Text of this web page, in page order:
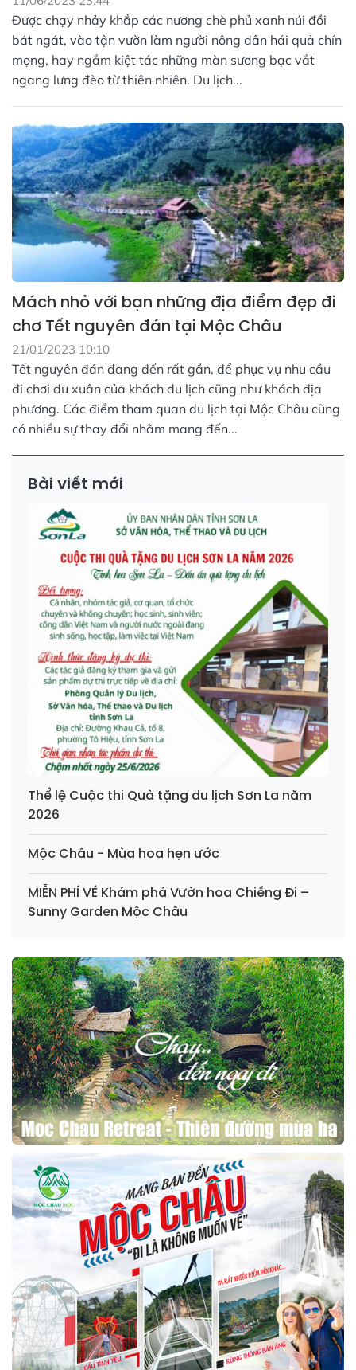
Được chạy nhảy khắp các nương chè phủ xanh núi đồi
bát ngát, vào tận vườn làm người nông dân hái quả chín
mọng, hay ngắm kiệt tác những màn sương bạc vắt
ngang lưng đèo từ thiên nhiên. Du lịch...
Mách nhỏ với bạn những địa điểm đẹp đi
chơ Tết nguyên đán tại Mộc Châu
21/01/2023 10:10
Tết nguyên đán đang đến rất gần, để phục vụ nhu cầu
đi chơi du xuân của khách du lịch cũng như khách địa
phương. Các điểm tham quan du lịch tại Mộc Châu cũng
có nhiều sự thay đổi nhằm mang đến...
Bài viết mới
Thể lệ Cuộc thi Quà tặng du lịch Sơn La năm
2026
Mộc Châu - Mùa hoa hẹn ước
MIỄN PHÍ VÉ Khám phá Vườn hoa Chiềng Đi –
Sunny Garden Mộc Châu